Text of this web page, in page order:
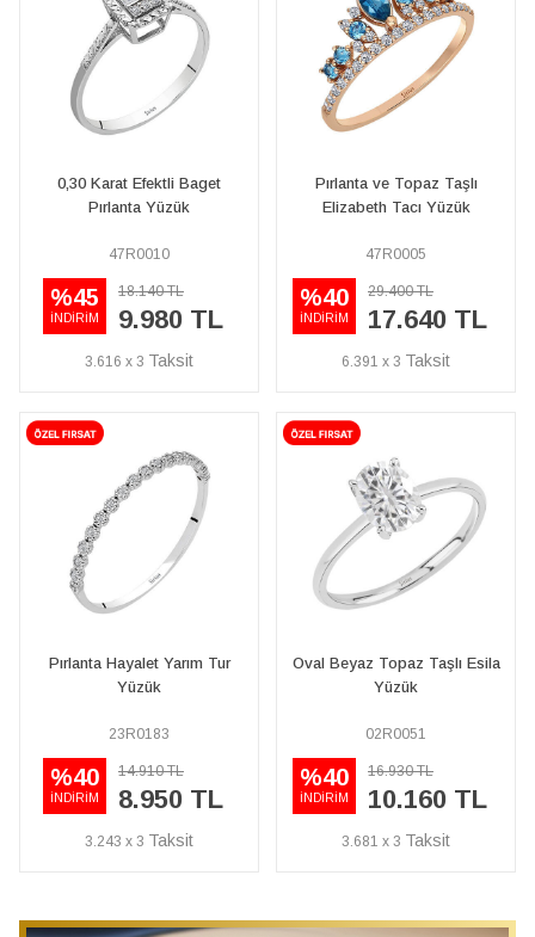
0,30 Karat Efektli Baget
Pırlanta Yüzük
47R0010
%45
İNDİRİM
18.140 TL
9.980 TL
3.616 x 3
Pırlanta ve Topaz Taşlı
Elizabeth Tacı Yüzük
47R0005
%40
İNDİRİM
29.400 TL
17.640 TL
6.391 x 3
Pırlanta Hayalet Yarım Tur
Yüzük
23R0183
%40
İNDİRİM
14.910 TL
8.950 TL
3.243 x 3
Oval Beyaz Topaz Taşlı Esila
Yüzük
02R0051
%40
İNDİRİM
16.930 TL
10.160 TL
3.681 x 3